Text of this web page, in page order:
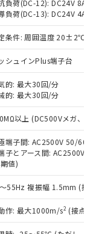
負荷(DC-12): DC24V 8A/
負荷(DC-13): DC24V 4A/
条件: 周囲温度 20±2℃、
シュインPlus端子台
的: 最大30回/分
的: 最大30回/分
以上 (DC500Vメガ、点
端子間: AC2500V 50/
子とアース間: AC2500V
値)
55Hz 複振幅 1.5mm (接
作: 最大1000m/s2 (接点
会結果は、
の社内デー
あり、閲
庫および標
ることをご
価格はお客
様担当のオ
社販売員に
当社販売拠
」をご確認
果を当社の
洩または開
ト作成サー
。
以下、 カド
化ビフェニル
ルエーテル類
チルヘキシ
タル酸ブチ
機器に対する
値を超える意
り、予定
門へお問
Cd(カドミウ
ェニルエーテ
フタル酸ジ
チルベンジ
1000ppm
べてが基
て有害物
な影響を
うち、外国
める商品
）を輸出
合は、日本
取引許
手続きを
場合は、完
出されな
。
、ミサイ
たはその他
置等に一切
に販売する
内容を当
当社は、
関係者が違
在庫あり
況につ
引先、ま
ン制御
員にご確
庫状況の